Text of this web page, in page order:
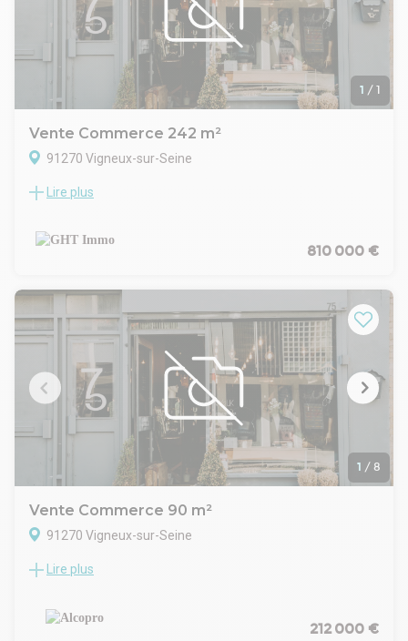
1 / 1
Vente Commerce 242 m²
91270 Vigneux-sur-Seine
Local commercial loué à un acteur majeur du diagnostic
Investissement sécurisé avec revenus immédiats et visibilité
à long terme.
• Loyer annuel net : 60 000 €
• Indexation annuelle (ILAT)
• Charges et taxe foncière refacturées au locataire
Emplacement stratégique en centre-ville, sur un axe principal
à forte visibilité.
Un actif idéal pour les investisseurs à la recherche d'un
placement stable et pérenne.nGHT IMMO - 01 48 93 81 23 -
Plus d'informations sur www.ghtimmo.fr (réf. 9400411172)
Lire plus
810 000 €
1 / 8
Vente Commerce 90 m²
91270 Vigneux-sur-Seine
Vente de murs libres d'un local commercial situé dans la ville
rez-de-chaussée, livré brut de béton en VEFA et fluides en
attente, vitrines à poser par le preneur, dans un programme
Lire plus
212 000 €